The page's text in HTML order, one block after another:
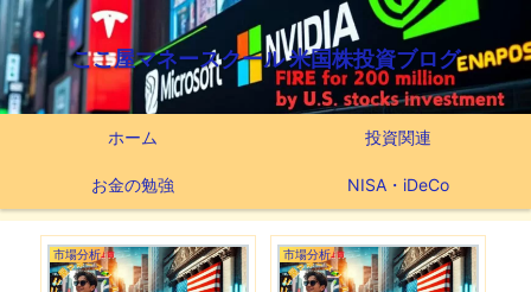
ここ屋マネースクール 米国株投資ブログ
ホーム 投資関連
お金の勉強 NISA・iDeCo
市場分析 市場分析